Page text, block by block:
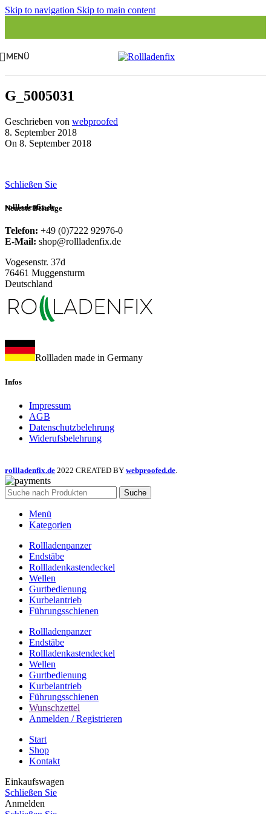
Skip to navigation Skip to main content
MENÜ
G_5005031
Geschrieben von webproofed
8. September 2018
On 8. September 2018
Schließen Sie
Neueste Beiträge
rollladenfix.de
Telefon: +49 (0)7222 92976-0
E-Mail: shop@rollladenfix.de
Vogesenstr. 37d
76461 Muggensturm
Deutschland
Rollladen made in Germany
Infos
Impressum
AGB
Datenschutzbelehrung
Widerufsbelehrung
rollladenfix.de 2022 CREATED BY webproofed.de
Suche
Menü
Kategorien
Rollladenpanzer
Endstäbe
Rollladenkastendeckel
Wellen
Gurtbedienung
Kurbelantrieb
Führungsschienen
Rollladenpanzer
Endstäbe
Rollladenkastendeckel
Wellen
Gurtbedienung
Kurbelantrieb
Führungsschienen
Wunschzettel
Anmelden / Registrieren
Start
Shop
Kontakt
Einkaufswagen
Schließen Sie
Anmelden